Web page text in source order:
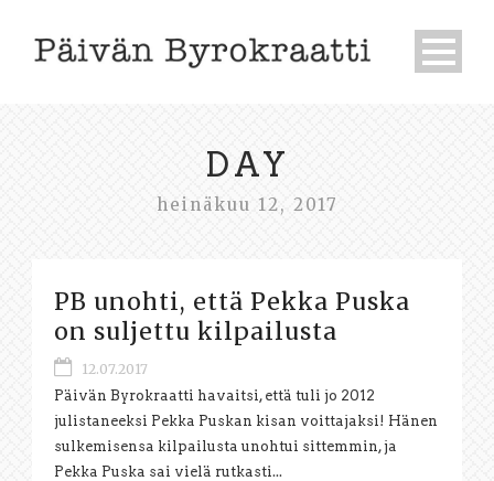
DAY
heinäkuu 12, 2017
PB unohti, että Pekka Puska
on suljettu kilpailusta
12.07.2017
Päivän Byrokraatti havaitsi, että tuli jo 2012
julistaneeksi Pekka Puskan kisan voittajaksi! Hänen
sulkemisensa kilpailusta unohtui sittemmin, ja
Pekka Puska sai vielä rutkasti...